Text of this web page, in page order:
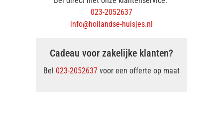
023-2052637
info@hollandse-huisjes.nl
Cadeau voor zakelijke klanten?
Bel 023-2052637 voor een offerte op maat